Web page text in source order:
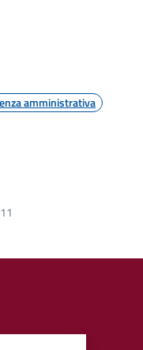
amministrativa